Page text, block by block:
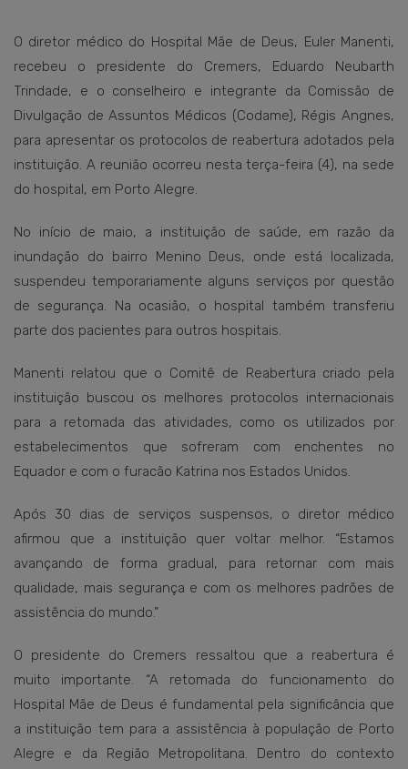
O diretor médico do Hospital Mãe de Deus, Euler Manenti,
recebeu o presidente do Cremers, Eduardo Neubarth
Trindade, e o conselheiro e integrante da Comissão de
Divulgação de Assuntos Médicos (Codame), Régis Angnes,
para apresentar os protocolos de reabertura adotados pela
instituição. A reunião ocorreu nesta terça-feira (4), na sede
do hospital, em Porto Alegre.
No início de maio, a instituição de saúde, em razão da
inundação do bairro Menino Deus, onde está localizada,
suspendeu temporariamente alguns serviços por questão
de segurança. Na ocasião, o hospital também transferiu
parte dos pacientes para outros hospitais.
Manenti relatou que o Comitê de Reabertura criado pela
instituição buscou os melhores protocolos internacionais
para a retomada das atividades, como os utilizados por
estabelecimentos que sofreram com enchentes no
Equador e com o furacão Katrina nos Estados Unidos.
Após 30 dias de serviços suspensos, o diretor médico
afirmou que a instituição quer voltar melhor. “Estamos
avançando de forma gradual, para retornar com mais
qualidade, mais segurança e com os melhores padrões de
assistência do mundo.”
O presidente do Cremers ressaltou que a reabertura é
muito importante. “A retomada do funcionamento do
Hospital Mãe de Deus é fundamental pela significância que
a instituição tem para a assistência à população de Porto
Alegre e da Região Metropolitana. Dentro do contexto